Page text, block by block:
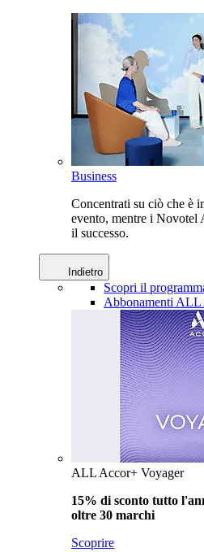
Business
Concentrati su ciò che è
evento, mentre i Novotel
il successo.
Indietro
Scopri il
Abbonamenti ALL
ALL Accor+ Voyager
15% di sconto tutto
oltre 30 marchi
Scoprire